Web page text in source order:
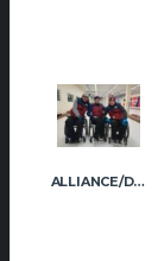
ALLIANCE/DIMBOVSKIS